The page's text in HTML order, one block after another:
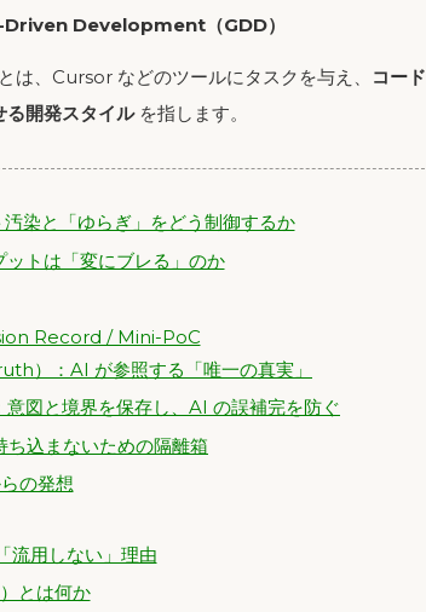
Driven Development（GDD）
とは、Cursor などのツールにタスクを与え、
コード
る開発スタイルを指します。
染と「ゆらぎ」をどう制御するか
トは「変にブレる」のか
Record / Mini-PoC
）：AI が参照する「唯一の真実」
図と境界を保存し、AI の誤補完を防ぐ
込まないための隔離箱
の発想
用しない」理由
とは何か